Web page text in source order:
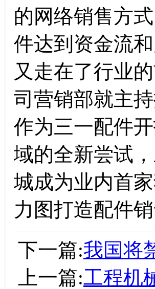
的网络销售方
件达到资金流
又走在了行业
司营销部就主
作为三一配件
域的全新尝试
城成为业内首
力图打造配件
下一篇:我国将
上一篇:工程机